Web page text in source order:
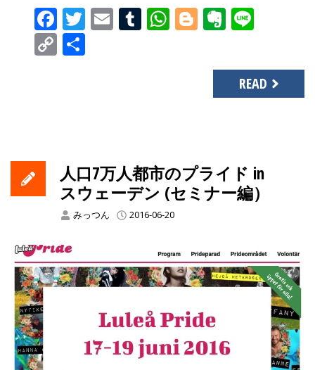
Facebook
Twitter
EmailTumblr
WhatsApp
Blogger
Copy
READ
人口7万人都市のプライド in
スウェーデン (セミナー編）
みっつん 2016-06-20